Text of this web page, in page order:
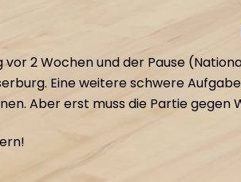
vor 2 Wochen und der Pause
Eine weitere schwere
Aber erst muss die Partie gegen